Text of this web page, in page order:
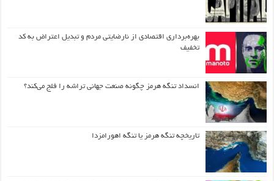
بهره‌برداری اقتصادی از نارضایتی مردم و تبدیل اعتراض به کد
تخفیف
انسداد تنگه هرمز چگونه صنعت جهانی تراشه را فلج می‌کند؟
تاریخچه تنگه هرمز یا تنگه اهورامزدا